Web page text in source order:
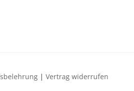
Vertrag widerrufen